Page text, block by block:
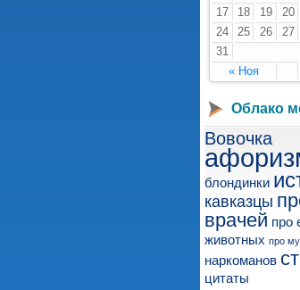
« Ноя
17
18 19 20
24
25 26 27
31
Облако
Вовочка
блондинки
кавказцы
врачей про
животных про
наркоманов
цитаты